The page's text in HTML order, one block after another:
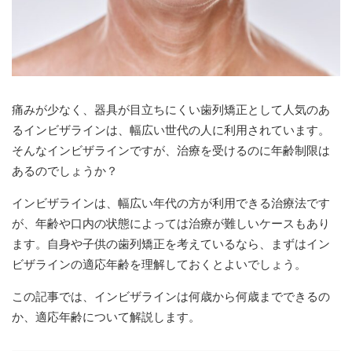
痛みが少なく、器具が目立ちにくい歯列矯正として人気のあ
るインビザラインは、幅広い世代の人に利用されています。
そんなインビザラインですが、治療を受けるのに年齢制限は
あるのでしょうか？
インビザラインは、幅広い年代の方が利用できる治療法です
が、年齢や口内の状態によっては治療が難しいケースもあり
ます。自身や子供の歯列矯正を考えているなら、まずはイン
ビザラインの適応年齢を理解しておくとよいでしょう。
この記事では、インビザラインは何歳から何歳までできるの
か、適応年齢について解説します。